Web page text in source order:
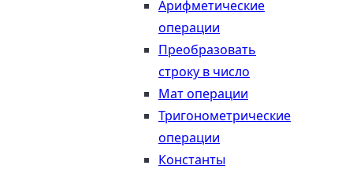
Арифметические
операции
Преобразовать
строку в число
Мат операции
Тригонометрические
операции
Константы